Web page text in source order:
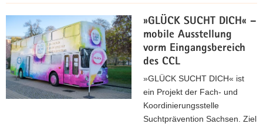
»GLÜCK SUCHT DICH« –
mobile Ausstellung
vorm Eingangsbereich
des CCL
»GLÜCK SUCHT DICH« ist
ein Projekt der Fach- und
Koordinierungsstelle
Suchtprävention Sachsen. Ziel